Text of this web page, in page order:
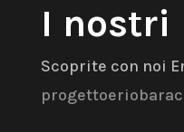
I nostri
Scoprite con noi